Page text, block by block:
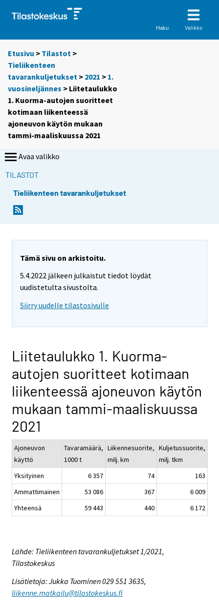
Haku Valikko
Etusivu > Tilastot >
Tieliikenteen
tavarankuljetukset > 2021 > 1.
vuosineljännes > Liitetaulukko
1. Kuorma-autojen suoritteet
kotimaan liikenteessä
ajoneuvon käytön mukaan
tammi-maaliskuussa 2021
Avaa valikko
TILASTOT
Tieliikenteen tavarankuljetukset
Tämä sivu on arkistoitu.
5.4.2022 jälkeen julkaistut tiedot löydät
uudistetulta sivustolta.
Siirry uudelle tilastosivulle
Liitetaulukko 1. Kuorma-
autojen suoritteet kotimaan
liikenteessä ajoneuvon käytön
mukaan tammi-maaliskuussa
2021
Ajoneuvon
käyttö
Tavaramäärä,
1000 t
Liikennesuorite,
milj. km
Kuljetussuorite,
milj. tkm
Yksityinen
6 357 74
163
Ammattimainen
53 086 367
6 009
Yhteensä
59 443 440 6 172
Lähde: Tieliikenteen tavarankuljetukset 1/2021,
Tilastokeskus
Lisätietoja: Jukka Tuominen 029 551 3635,
liikenne.matkailu@tilastokeskus.fi